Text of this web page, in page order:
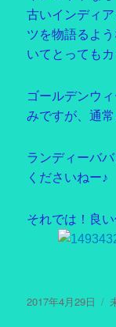
古いインディ
ツを物語るよ
いてとっても
ゴールデンウ
みですが、通
ランディーバ
くださいねー♪
それでは！良
投
2017年4月29日